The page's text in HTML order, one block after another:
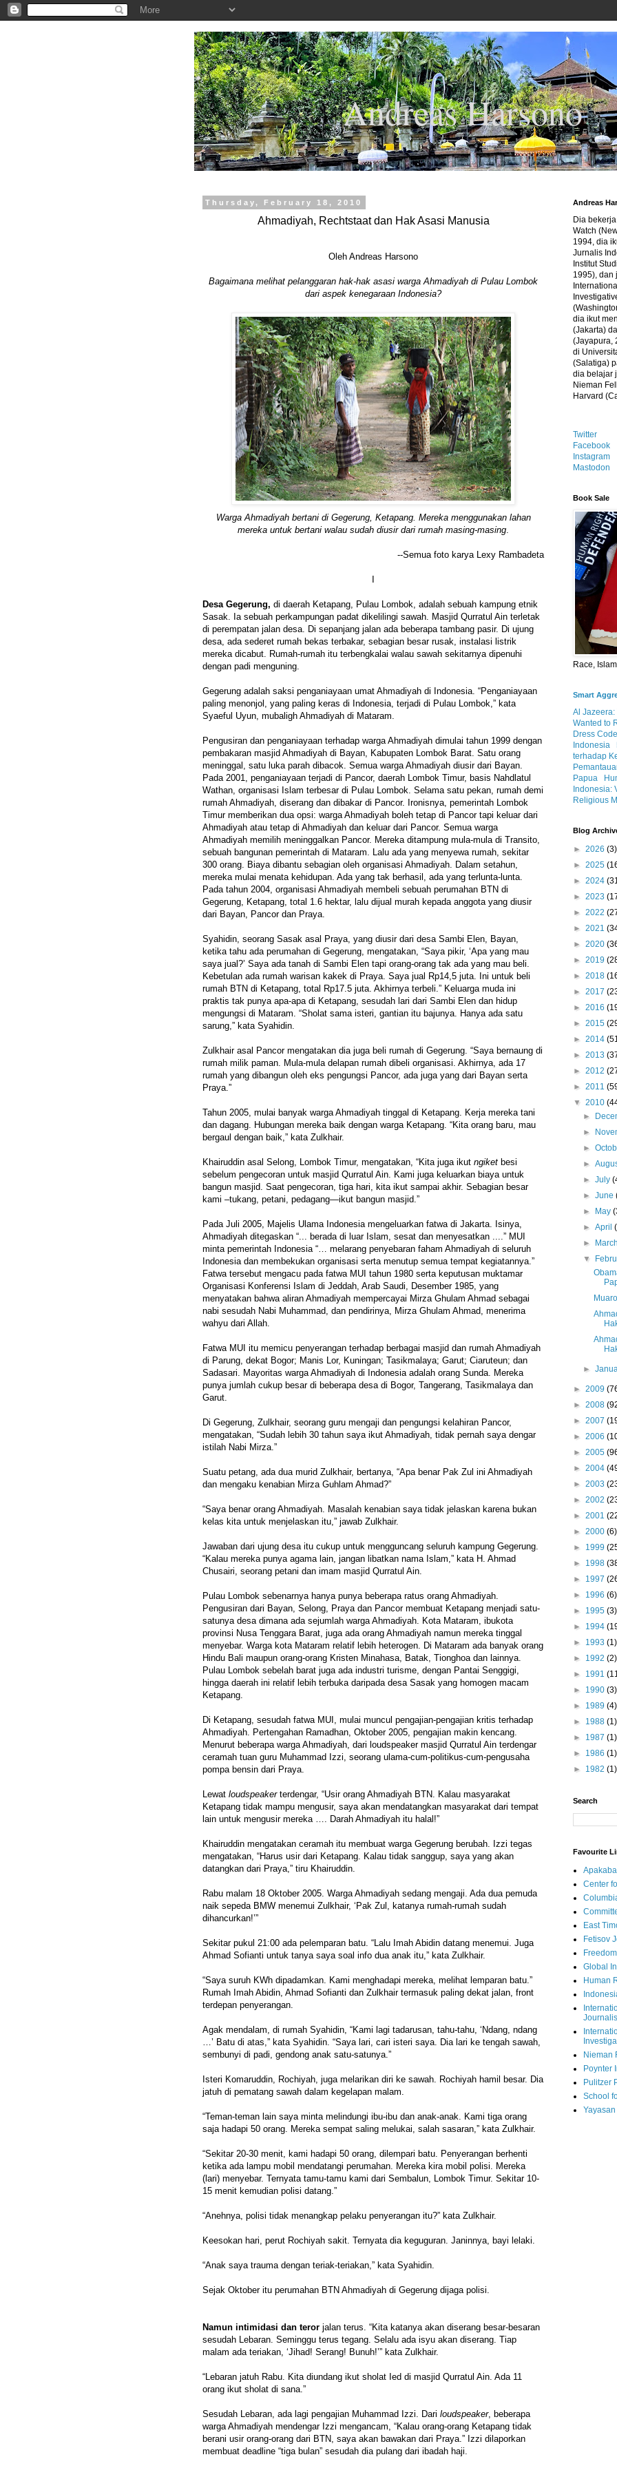
.
Andreas Harsono
Thursday, February 18, 2010
Ahmadiyah, Rechtstaat dan Hak Asasi Manusia
Oleh Andreas Harsono
Bagaimana melihat pelanggaran hak-hak asasi warga Ahmadiyah di Pulau Lombok
dari aspek kenegaraan Indonesia?
Warga Ahmadiyah bertani di Gegerung, Ketapang. Mereka menggunakan lahan
mereka untuk bertani walau sudah diusir dari rumah masing-masing.
--Semua foto karya Lexy Rambadeta
Desa Gegerung, di daerah Ketapang, Pulau Lombok, adalah sebuah kampung etnik
Sasak. Ia sebuah perkampungan padat dikelilingi sawah. Masjid Qurratul Ain terletak
di perempatan jalan desa. Di sepanjang jalan ada beberapa tambang pasir. Di ujung
desa, ada sederet rumah bekas terbakar, sebagian besar rusak, instalasi listrik
mereka dicabut. Rumah-rumah itu terbengkalai walau sawah sekitarnya dipenuhi
dengan padi menguning.
Gegerung adalah saksi penganiayaan umat Ahmadiyah di Indonesia. “Penganiayaan
paling menonjol, yang paling keras di Indonesia, terjadi di Pulau Lombok,” kata
Syaeful Uyun, mubaligh Ahmadiyah di Mataram.
Pengusiran dan penganiayaan terhadap warga Ahmadiyah dimulai tahun 1999 dengan
pembakaran masjid Ahmadiyah di Bayan, Kabupaten Lombok Barat. Satu orang
meninggal, satu luka parah dibacok. Semua warga Ahmadiyah diusir dari Bayan.
Pada 2001, penganiayaan terjadi di Pancor, daerah Lombok Timur, basis Nahdlatul
Wathan, organisasi Islam terbesar di Pulau Lombok. Selama satu pekan, rumah demi
rumah Ahmadiyah, diserang dan dibakar di Pancor. Ironisnya, pemerintah Lombok
Timur memberikan dua opsi: warga Ahmadiyah boleh tetap di Pancor tapi keluar dari
Ahmadiyah atau tetap di Ahmadiyah dan keluar dari Pancor. Semua warga
Ahmadiyah memilih meninggalkan Pancor. Mereka ditampung mula-mula di Transito,
sebuah bangunan pemerintah di Mataram. Lalu ada yang menyewa rumah, sekitar
300 orang. Biaya dibantu sebagian oleh organisasi Ahmadiyah. Dalam setahun,
mereka mulai menata kehidupan. Ada yang tak berhasil, ada yang terlunta-lunta.
Pada tahun 2004, organisasi Ahmadiyah membeli sebuah perumahan BTN di
Gegerung, Ketapang, total 1.6 hektar, lalu dijual murah kepada anggota yang diusir
dari Bayan, Pancor dan Praya.
Syahidin, seorang Sasak asal Praya, yang diusir dari desa Sambi Elen, Bayan,
ketika tahu ada perumahan di Gegerung, mengatakan, “Saya pikir, ‘Apa yang mau
saya jual?’ Saya ada tanah di Sambi Elen tapi orang-orang tak ada yang mau beli.
Kebetulan ada rumah warisan kakek di Praya. Saya jual Rp14,5 juta. Ini untuk beli
rumah BTN di Ketapang, total Rp17.5 juta. Akhirnya terbeli.” Keluarga muda ini
praktis tak punya apa-apa di Ketapang, sesudah lari dari Sambi Elen dan hidup
mengungsi di Mataram. “Sholat sama isteri, gantian itu bajunya. Hanya ada satu
sarung,” kata Syahidin.
Zulkhair asal Pancor mengatakan dia juga beli rumah di Gegerung. “Saya bernaung di
rumah milik paman. Mula-mula delapan rumah dibeli organisasi. Akhirnya, ada 17
rumah yang dibangun oleh eks pengungsi Pancor, ada juga yang dari Bayan serta
Praya.”
Tahun 2005, mulai banyak warga Ahmadiyah tinggal di Ketapang. Kerja mereka tani
dan dagang. Hubungan mereka baik dengan warga Ketapang. “Kita orang baru, mau
bergaul dengan baik,” kata Zulkhair.
Khairuddin asal Selong, Lombok Timur, mengatakan, “Kita juga ikut ngiket besi
sebelum pengecoran untuk masjid Qurratul Ain. Kami juga keluarkan biaya untuk
bangun masjid. Saat pengecoran, tiga hari, kita ikut sampai akhir. Sebagian besar
kami –tukang, petani, pedagang—ikut bangun masjid.”
Pada Juli 2005, Majelis Ulama Indonesia mengeluarkan fatwa di Jakarta. Isinya,
Ahmadiyah ditegaskan “... berada di luar Islam, sesat dan menyesatkan ....” MUI
minta pemerintah Indonesia “… melarang penyebaran faham Ahmadiyah di seluruh
Indonesia dan membekukan organisasi serta menutup semua tempat kegiatannya.”
Fatwa tersebut mengacu pada fatwa MUI tahun 1980 serta keputusan muktamar
Organisasi Konferensi Islam di Jeddah, Arab Saudi, Desember 1985, yang
menyatakan bahwa aliran Ahmadiyah mempercayai Mirza Ghulam Ahmad sebagai
nabi sesudah Nabi Muhammad, dan pendirinya, Mirza Ghulam Ahmad, menerima
wahyu dari Allah.
Fatwa MUI itu memicu penyerangan terhadap berbagai masjid dan rumah Ahmadiyah
di Parung, dekat Bogor; Manis Lor, Kuningan; Tasikmalaya; Garut; Ciaruteun; dan
Sadasari. Mayoritas warga Ahmadiyah di Indonesia adalah orang Sunda. Mereka
punya jumlah cukup besar di beberapa desa di Bogor, Tangerang, Tasikmalaya dan
Garut.
Di Gegerung, Zulkhair, seorang guru mengaji dan pengungsi kelahiran Pancor,
mengatakan, “Sudah lebih 30 tahun saya ikut Ahmadiyah, tidak pernah saya dengar
istilah Nabi Mirza.”
Suatu petang, ada dua murid Zulkhair, bertanya, “Apa benar Pak Zul ini Ahmadiyah
dan mengaku kenabian Mirza Guhlam Ahmad?”
“Saya benar orang Ahmadiyah. Masalah kenabian saya tidak jelaskan karena bukan
kelas kita untuk menjelaskan itu,” jawab Zulkhair.
Jawaban dari ujung desa itu cukup untuk mengguncang seluruh kampung Gegerung.
“Kalau mereka punya agama lain, jangan libatkan nama Islam,” kata H. Ahmad
Chusairi, seorang petani dan imam masjid Qurratul Ain.
Pulau Lombok sebenarnya hanya punya beberapa ratus orang Ahmadiyah.
Pengusiran dari Bayan, Selong, Praya dan Pancor membuat Ketapang menjadi satu-
satunya desa dimana ada sejumlah warga Ahmadiyah. Kota Mataram, ibukota
provinsi Nusa Tenggara Barat, juga ada orang Ahmadiyah namun mereka tinggal
menyebar. Warga kota Mataram relatif lebih heterogen. Di Mataram ada banyak orang
Hindu Bali maupun orang-orang Kristen Minahasa, Batak, Tionghoa dan lainnya.
Pulau Lombok sebelah barat juga ada industri turisme, dengan Pantai Senggigi,
hingga daerah ini relatif lebih terbuka daripada desa Sasak yang homogen macam
Ketapang.
Di Ketapang, sesudah fatwa MUI, mulai muncul pengajian-pengajian kritis terhadap
Ahmadiyah. Pertengahan Ramadhan, Oktober 2005, pengajian makin kencang.
Menurut beberapa warga Ahmadiyah, dari loudspeaker masjid Qurratul Ain terdengar
ceramah tuan guru Muhammad Izzi, seorang ulama-cum-politikus-cum-pengusaha
pompa bensin dari Praya.
Lewat loudspeakerterdengar, “Usir orang Ahmadiyah BTN. Kalau masyarakat
Ketapang tidak mampu mengusir, saya akan mendatangkan masyarakat dari tempat
lain untuk mengusir mereka …. Darah Ahmadiyah itu halal!”
Khairuddin mengatakan ceramah itu membuat warga Gegerung berubah. Izzi tegas
mengatakan, “Harus usir dari Ketapang. Kalau tidak sanggup, saya yang akan
datangkan dari Praya,” tiru Khairuddin.
Rabu malam 18 Oktober 2005. Warga Ahmadiyah sedang mengaji. Ada dua pemuda
naik sepeda BMW menemui Zulkhair, ‘Pak Zul, katanya rumah-rumah sudah
dihancurkan!’”
Sekitar pukul 21:00 ada pelemparan batu. “Lalu Imah Abidin datang menemui. Juga
Ahmad Sofianti untuk tanya saya soal info dua anak itu,” kata Zulkhair.
“Saya suruh KWh dipadamkan. Kami menghadapi mereka, melihat lemparan batu.”
Rumah Imah Abidin, Ahmad Sofianti dan Zulkhair termasuk paling dekat jalan, front
terdepan penyerangan.
Agak mendalam, di rumah Syahidin, “Kami lagi tadarusan, tahu-tahu, ‘Ndang, ndang
…’ Batu di atas,” kata Syahidin. “Saya lari, cari isteri saya. Dia lari ke tengah sawah,
sembunyi di padi, gendong anak satu-satunya.”
Isteri Komaruddin, Rochiyah, juga melarikan diri ke sawah. Rochiyah hamil besar. Dia
jatuh di pematang sawah dalam kegelapan malam.
“Teman-teman lain saya minta melindungi ibu-ibu dan anak-anak. Kami tiga orang
saja hadapi 50 orang. Mereka sempat saling melukai, salah sasaran,” kata Zulkhair.
“Sekitar 20-30 menit, kami hadapi 50 orang, dilempari batu. Penyerangan berhenti
ketika ada lampu mobil mendatangi perumahan. Mereka kira mobil polisi. Mereka
(lari) menyebar. Ternyata tamu-tamu kami dari Sembalun, Lombok Timur. Sekitar 10-
15 menit kemudian polisi datang.”
“Anehnya, polisi tidak menangkap pelaku penyerangan itu?” kata Zulkhair.
Keesokan hari, perut Rochiyah sakit. Ternyata dia keguguran. Janinnya, bayi lelaki.
“Anak saya trauma dengan teriak-teriakan,” kata Syahidin.
Sejak Oktober itu perumahan BTN Ahmadiyah di Gegerung dijaga polisi.
Namun intimidasi dan teror jalan terus. “Kita katanya akan diserang besar-besaran
sesudah Lebaran. Seminggu terus tegang. Selalu ada isyu akan diserang. Tiap
malam ada teriakan, ‘Jihad! Serang! Bunuh!’” kata Zulkhair.
“Lebaran jatuh Rabu. Kita diundang ikut sholat Ied di masjid Qurratul Ain. Ada 11
orang ikut sholat di sana.”
Sesudah Lebaran, ada lagi pengajian Muhammad Izzi. Dari loudspeaker, beberapa
warga Ahmadiyah mendengar Izzi mengancam, “Kalau orang-orang Ketapang tidak
berani usir orang-orang dari BTN, saya akan bawakan dari Praya.” Izzi dilaporkan
membuat deadline “tiga bulan” sesudah dia pulang dari ibadah haji.
Andreas
Dia
Watch
1994, dia
Jurnalis
Institut
1995), dan
dia ikut
(Jakarta)
(Jayapura,
di
(Salatiga)
dia belajar
Nieman
Harvard
Twitter
Facebook
Instagram
Mastodon
Book Sale
Race,
Smart
Al Jazeera:
Wanted to
Dress
Indonesia
terhadap
Papua
Indonesia:
Religious
Blog
► 2026 (3)
► 2025
► 2024
► 2023
► 2022
► 2021
► 2020
► 2019
► 2018
► 2017
► 2016
► 2015
► 2014
► 2013
► 2012
► 2011
▼ 2010
►
►
►
►
►July
►June
►
May
►April
►
▼
►
► 2009
► 2008
► 2007
► 2006
► 2005
► 2004
► 2003
► 2002
► 2001
► 2000 (6)
► 1999
► 1998
► 1997
► 1996 (6)
► 1995 (3)
► 1994
► 1993 (1)
► 1992 (2)
► 1991
► 1990 (3)
► 1989 (4)
► 1988 (1)
► 1987 (1)
► 1986 (1)
► 1982 (1)
Search
Favourite
Center
East
Fetisov
Global
Human
Nieman
Poynter
Pulitzer
School